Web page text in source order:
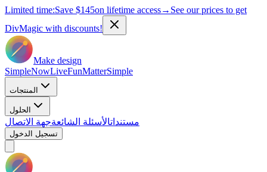
Limited time:Save $145on lifetime access→ See our prices to get
DivMagic with discounts!
Make design
SimpleNowLiveFunMatterSimple
المنتجات
الحلول
مستنداتالأسئلة الشائعةجهة الاتصال
تسجيل الدخول